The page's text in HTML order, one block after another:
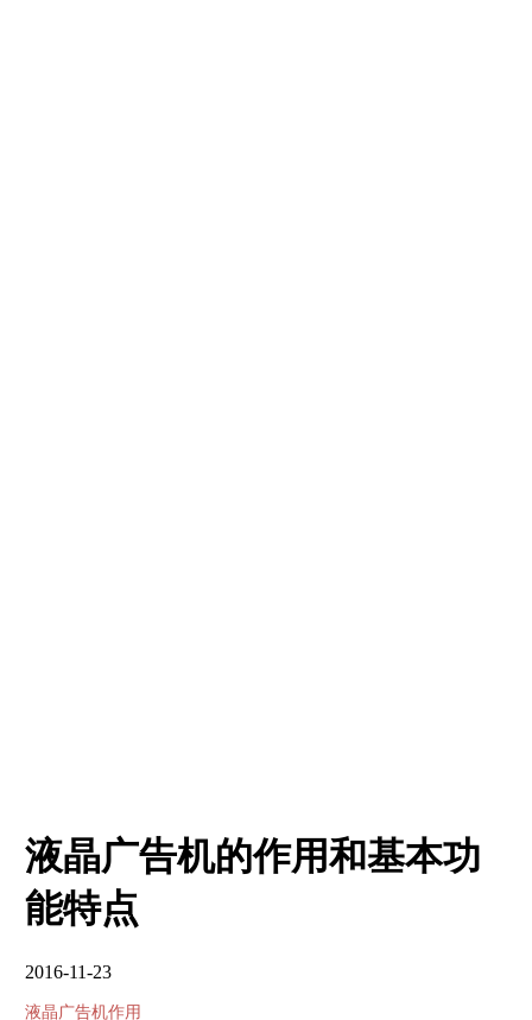
液晶广告机的作用和基本功
能特点
2016-11-23
液晶广告机作用